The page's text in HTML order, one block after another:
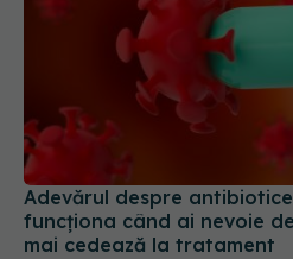
Adevărul despre
funcționa când ai nevoie
mai cedează la tratament
19 noi 2024, 08:51